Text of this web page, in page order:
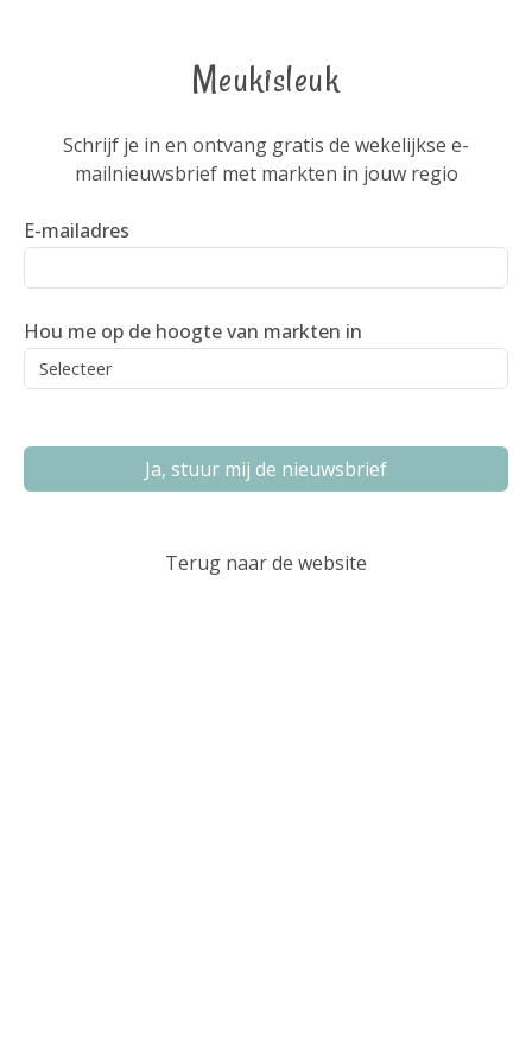
Meukisleuk
Schrijf je in en ontvang gratis de wekelijkse e-
mailnieuwsbrief met markten in jouw regio
E-mailadres
Hou me op de hoogte van markten in
Ja, stuur mij de nieuwsbrief
Terug naar de website